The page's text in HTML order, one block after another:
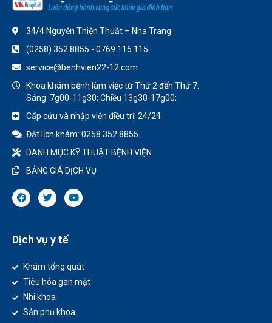
34/4 Nguyễn Thiện Thuật – Nha Trang
(0258) 352.8855 - 0769.115.115
service@benhvien22-12.com
Khoa khám bệnh làm việc từ Thứ 2 đến Thứ 7.
Sáng: 7g00-11g30; Chiều 13g30-17g00;
Cấp cứu và nhập viện điều trị: 24/24
Đặt lịch khám: 0258.352.8855
DANH MỤC KỸ THUẬT BỆNH VIỆN
BẢNG GIÁ DỊCH VỤ
Dịch vụ y tế
Khám tổng quát
Tiêu hóa gan mật
Nhi khoa
Sản phụ khoa